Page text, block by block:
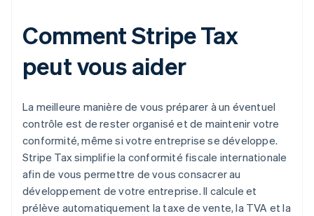
Comment Stripe Tax
peut vous aider
La meilleure manière de vous préparer à un éventuel
contrôle est de rester organisé et de maintenir votre
conformité, même si votre entreprise se développe.
Stripe Tax simplifie la conformité fiscale internationale
afin de vous permettre de vous consacrer au
développement de votre entreprise. Il calcule et
prélève automatiquement la taxe de vente, la TVA et la